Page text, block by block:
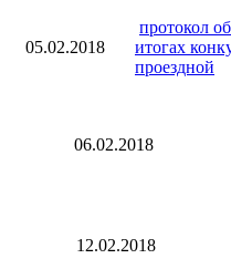
05.02.2018
протокол об
итогах
проездной
06.02.2018
12.02.2018